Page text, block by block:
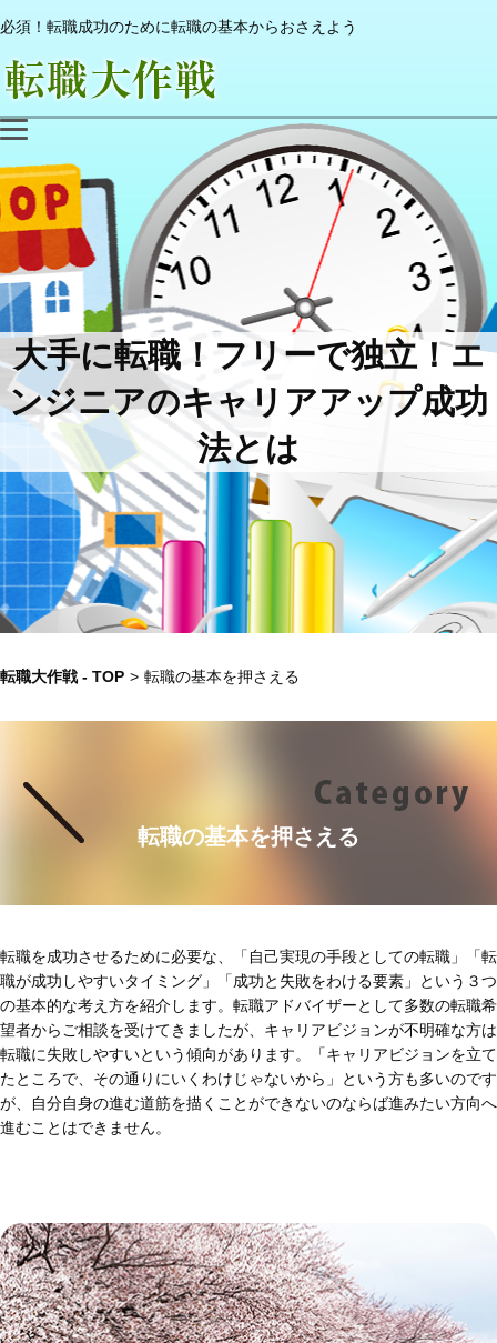
必須！転職成功のために転職の基本からおさえよう
大手に転職！フリーで独立！エ
ンジニアのキャリアアップ成功
法とは
転職大作戦 - TOP > 転職の基本を押さえる
転職の基本を押さえる
転職を成功させるために必要な、「自己実現の手段としての転職」「転
職が成功しやすいタイミング」「成功と失敗をわける要素」という３つ
の基本的な考え方を紹介します。転職アドバイザーとして多数の転職希
望者からご相談を受けてきましたが、キャリアビジョンが不明確な方は
転職に失敗しやすいという傾向があります。「キャリアビジョンを立て
たところで、その通りにいくわけじゃないから」という方も多いのです
が、自分自身の進む道筋を描くことができないのならば進みたい方向へ
進むことはできません。